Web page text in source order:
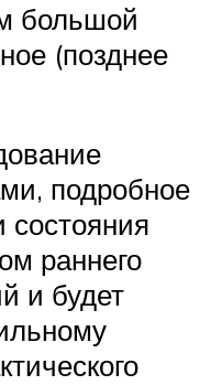
большой
(позднее
подробное
состояния
раннего
и будет